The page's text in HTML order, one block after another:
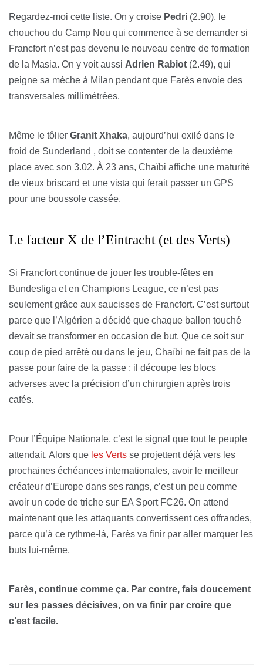
Regardez-moi cette liste. On y croise Pedri (2.90), le
chouchou du Camp Nou qui commence à se demander si
Francfort n’est pas devenu le nouveau centre de formation
de la Masia. On y voit aussi Adrien Rabiot (2.49), qui
peigne sa mèche à Milan pendant que Farès envoie des
transversales millimétrées.
Même le tôlier Granit Xhaka, aujourd’hui exilé dans le
froid de Sunderland , doit se contenter de la deuxième
place avec son 3.02. À 23 ans, Chaïbi affiche une maturité
de vieux briscard et une vista qui ferait passer un GPS
pour une boussole cassée.
Le facteur X de l’Eintracht (et des Verts)
Si Francfort continue de jouer les trouble-fêtes en
Bundesliga et en Champions League, ce n’est pas
seulement grâce aux saucisses de Francfort. C’est surtout
parce que l’Algérien a décidé que chaque ballon touché
devait se transformer en occasion de but. Que ce soit sur
coup de pied arrêté ou dans le jeu, Chaïbi ne fait pas de la
passe pour faire de la passe ; il découpe les blocs
adverses avec la précision d’un chirurgien après trois
cafés.
Pour l’Équipe Nationale, c’est le signal que tout le peuple
attendait. Alors que les Verts se projettent déjà vers les
prochaines échéances internationales, avoir le meilleur
créateur d’Europe dans ses rangs, c’est un peu comme
avoir un code de triche sur EA Sport FC26. On attend
maintenant que les attaquants convertissent ces offrandes,
parce qu’à ce rythme-là, Farès va finir par aller marquer les
buts lui-même.
Farès, continue comme ça. Par contre, fais doucement
sur les passes décisives, on va finir par croire que
c’est facile.